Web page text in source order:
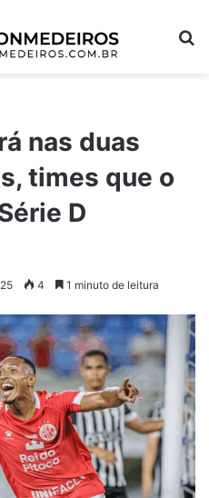
nas duas
times que o
D
4 1 minuto de leitura